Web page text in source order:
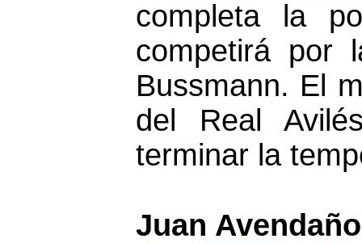
completa la
competirá por
Bussmann. El
del Real
terminar la
Juan